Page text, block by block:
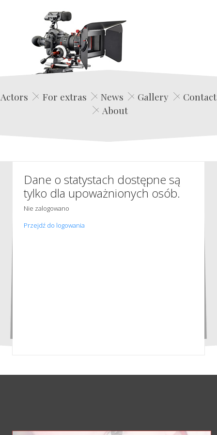
Edwin Film Agencja Aktorska
Actors For extras News Gallery
Contact
About
Dane o statystach dostępne są
tylko dla upoważnionych osób.
Nie zalogowano
Przejdź do logowania